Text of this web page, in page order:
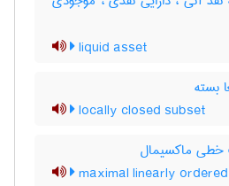
liquid asset
بسته
locally closed subset
خطی ماکسیمال
maximal linearly